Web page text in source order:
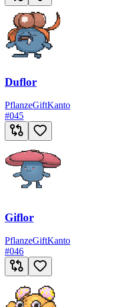
Duflor
PflanzeGiftKanto
#045
Giflor
PflanzeGiftKanto
#046